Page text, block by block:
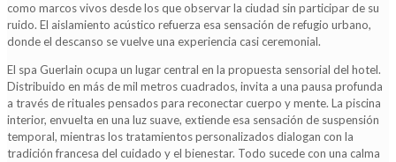
como marcos vivos desde los que observar la ciudad sin participar de su
ruido. El aislamiento acústico refuerza esa sensación de refugio urbano,
donde el descanso se vuelve una experiencia casi ceremonial.
El spa Guerlain ocupa un lugar central en la propuesta sensorial del hotel.
Distribuido en más de mil metros cuadrados, invita a una pausa profunda
a través de rituales pensados para reconectar cuerpo y mente. La piscina
interior, envuelta en una luz suave, extiende esa sensación de suspensión
temporal, mientras los tratamientos personalizados dialogan con la
tradición francesa del cuidado y el bienestar. Todo sucede con una calma